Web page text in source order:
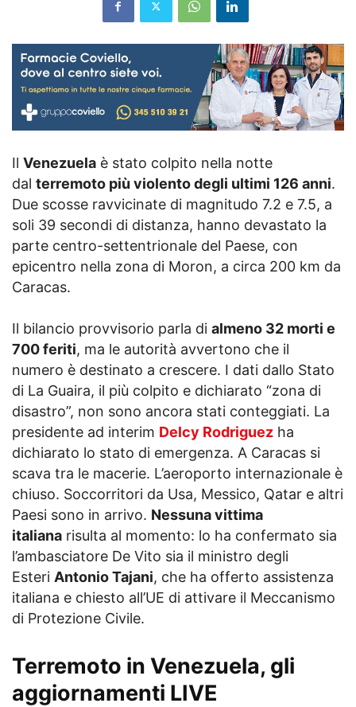
Il Venezuela è stato colpito nella notte
dal terremoto più violento degli ultimi 126 anni.
Due scosse ravvicinate di magnitudo 7.2 e 7.5, a
soli 39 secondi di distanza, hanno devastato la
parte centro-settentrionale del Paese, con
epicentro nella zona di Moron, a circa 200 km da
Caracas.
Il bilancio provvisorio parla di almeno 32 morti e
700 feriti, ma le autorità avvertono che il
numero è destinato a crescere. I dati dallo Stato
di La Guaira, il più colpito e dichiarato “zona di
disastro”, non sono ancora stati conteggiati. La
presidente ad interim Delcy Rodriguez ha
dichiarato lo stato di emergenza. A Caracas si
scava tra le macerie. L’aeroporto internazionale è
chiuso. Soccorritori da Usa, Messico, Qatar e altri
Paesi sono in arrivo. Nessuna vittima
italiana risulta al momento: lo ha confermato sia
l’ambasciatore De Vito sia il ministro degli
Esteri Antonio Tajani, che ha offerto assistenza
italiana e chiesto all’UE di attivare il Meccanismo
di Protezione Civile.
Terremoto in Venezuela, gli
aggiornamenti LIVE